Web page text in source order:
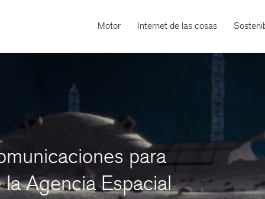
Motor Internet de las cosas
para
Agencia Espacial